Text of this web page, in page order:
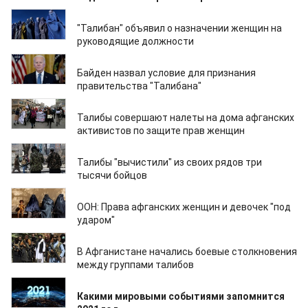
02.02.2022
"Талибан" объявил о назначении женщин на
руководящие должности
31.01.2022
Байден назвал условие для признания
правительства "Талибана"
25.01.2022
Талибы совершают налеты на дома афганских
активистов по защите прав женщин
19.01.2022
Талибы "вычистили" из своих рядов три
тысячи бойцов
18.01.2022
ООН: Права афганских женщин и девочек "под
ударом"
14.01.2022
В Афганистане начались боевые столкновения
между группами талибов
06.01.2022
Какими мировыми событиями запомнится